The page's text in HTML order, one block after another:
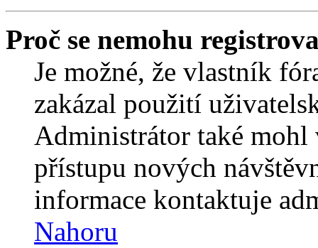
Proč se nemohu
Je možné, že vlastník
zakázal použití
Administrátor také mohl
přístupu nových
informace kontaktuje
Nahoru